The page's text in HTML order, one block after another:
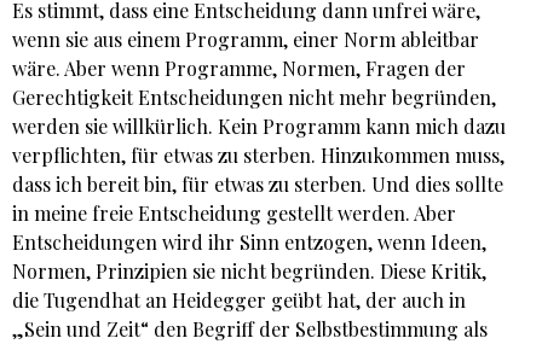
Es stimmt, dass eine Entscheidung dann unfrei wäre,
wenn sie aus einem Programm, einer Norm ableitbar
wäre. Aber wenn Programme, Normen, Fragen der
Gerechtigkeit Entscheidungen nicht mehr begründen,
werden sie willkürlich. Kein Programm kann mich dazu
verpflichten, für etwas zu sterben. Hinzukommen muss,
dass ich bereit bin, für etwas zu sterben. Und dies sollte
in meine freie Entscheidung gestellt werden. Aber
Entscheidungen wird ihr Sinn entzogen, wenn Ideen,
Normen, Prinzipien sie nicht begründen. Diese Kritik,
die Tugendhat an Heidegger geübt hat, der auch in
„Sein und Zeit“ den Begriff der Selbstbestimmung als